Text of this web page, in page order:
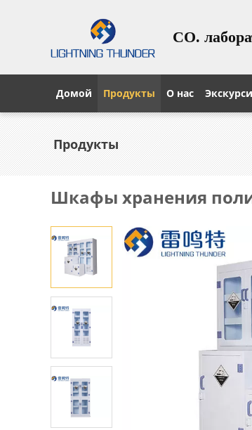
CO.
Домой Продукты О нас
Продукты
Шкафы хранения